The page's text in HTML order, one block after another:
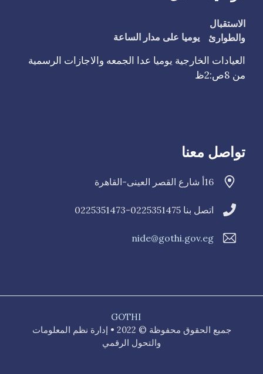
الاستقبال
والطوارئ
يوميا على مدار الساعة
العيادات الخارجية يوميا عدا الجمعه والاجازات الرسمية
من 8ص:2ظ
تواصل معنا
16أ شارع القصر العينى-القاهرة
اتصل بنا 0225351475-0225351473
nide@gothi.gov.eg
GOTHI
جميع الحقوق محفوظة © 2022 • إدارة نظم المعلومات
والتحول الرقمي